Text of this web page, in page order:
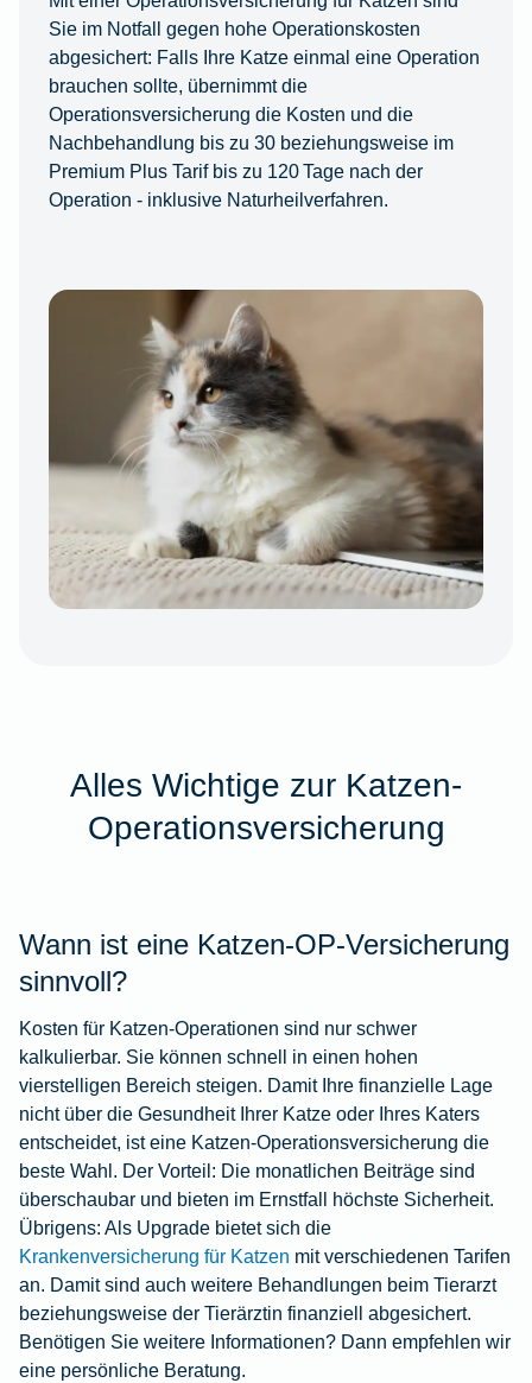
Sie im Notfall gegen hohe Operationskosten
abgesichert: Falls Ihre Katze einmal eine Operation
brauchen sollte, übernimmt die
Operationsversicherung die Kosten und die
Nachbehandlung bis zu 30 beziehungsweise im
Premium Plus Tarif bis zu 120 Tage nach der
Operation - inklusive Naturheilverfahren.
Alles Wichtige zur Katzen-
Operationsversicherung
Wann ist eine Katzen-OP-Versicherung
sinnvoll?
Kosten für Katzen-Operationen sind nur schwer
kalkulierbar. Sie können schnell in einen hohen
vierstelligen Bereich steigen. Damit Ihre finanzielle Lage
nicht über die Gesundheit Ihrer Katze oder Ihres Katers
entscheidet, ist eine Katzen-Operationsversicherung die
beste Wahl. Der Vorteil: Die monatlichen Beiträge sind
überschaubar und bieten im Ernstfall höchste Sicherheit.
Übrigens: Als Upgrade bietet sich die
Krankenversicherung für Katzen mit verschiedenen Tarifen
an. Damit sind auch weitere Behandlungen beim Tierarzt
beziehungsweise der Tierärztin finanziell abgesichert.
Benötigen Sie weitere Informationen? Dann empfehlen wir
eine persönliche Beratung.